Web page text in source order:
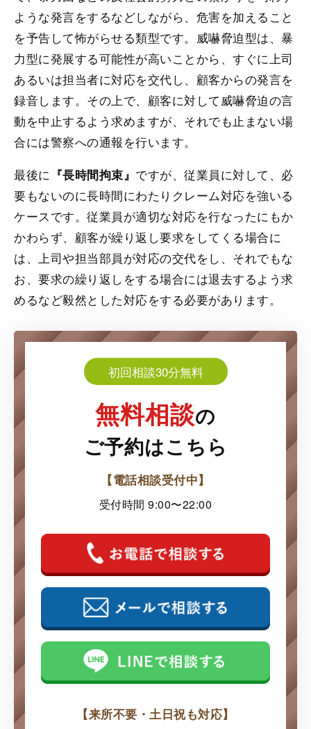
ような発言をするなどしながら、危害を加えること
を予告して怖がらせる類型です。威嚇脅迫型は、暴
力型に発展する可能性が高いことから、すぐに上司
あるいは担当者に対応を交代し、顧客からの発言を
録音します。その上で、顧客に対して威嚇脅迫の言
動を中止するよう求めますが、それでも止まない場
合には警察への通報を行います。
最後に 『長時間拘束』 ですが、従業員に対して、必
要もないのに長時間にわたりクレーム対応を強いる
ケースです。従業員が適切な対応を行なったにもか
かわらず、顧客が繰り返し要求をしてくる場合に
は、上司や担当部員が対応の交代をし、それでもな
お、要求の繰り返しをする場合には退去するよう求
めるなど毅然とした対応をする必要があります。
初回相談30分無料
無料相談の
ご予約はこちら
【電話相談受付中】
受付時間 9:00〜22:00
【来所不要・土日祝も対応】